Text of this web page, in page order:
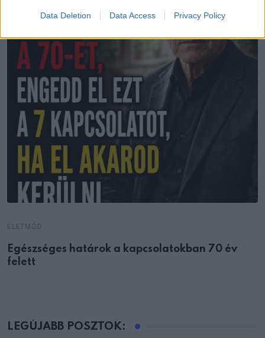
Data Deletion Data Access Privacy Policy
Egészséges határok a kapcsolatokban 70 év
felett
LEGÚJABB POSZTOK: